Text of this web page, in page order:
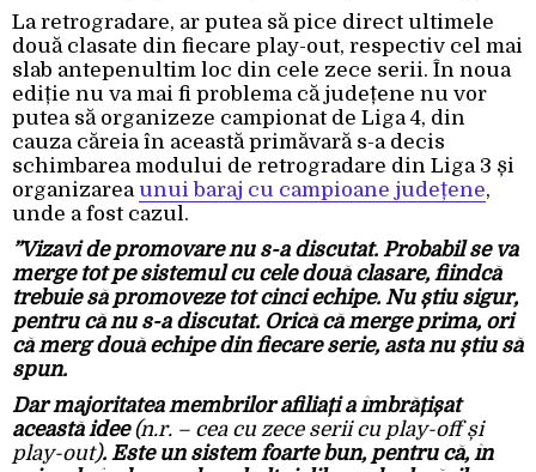
La retrogradare, ar putea să pice direct ultimele
două clasate din fiecare play-out, respectiv cel mai
slab antepenultim loc din cele zece serii. În noua
ediție nu va mai fi problema că județene nu vor
putea să organizeze campionat de Liga 4, din
cauza căreia în această primăvară s-a decis
schimbarea modului de retrogradare din Liga 3 și
organizarea unui baraj cu campioane județene,
unde a fost cazul.
”Vizavi de promovare nu s-a discutat. Probabil se va
merge tot pe sistemul cu cele două clasare, fiindcă
trebuie să promoveze tot cinci echipe. Nu știu sigur,
pentru că nu s-a discutat. Orică că merge prima, ori
că merg două echipe din fiecare serie, asta nu știu să
spun.
Dar majoritatea membrilor afiliați a îmbrățișat
această idee(n.r. – cea cu zece serii cu play-off și
play-out). Este un sistem foarte bun, pentru că, în